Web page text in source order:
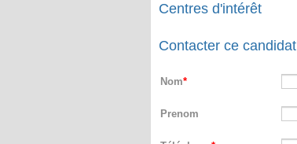
Centres d'intérêt
Contacter ce candidat
Nom
Prenom